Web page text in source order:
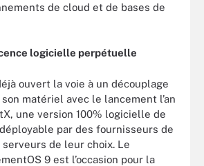
de cloud et de bases de
logicielle perpétuelle
ouvert la voie à un découplage
matériel avec le lancement l’an
une version 100% logicielle de
par des fournisseurs de
de leur choix. Le
9 est l’occasion pour la